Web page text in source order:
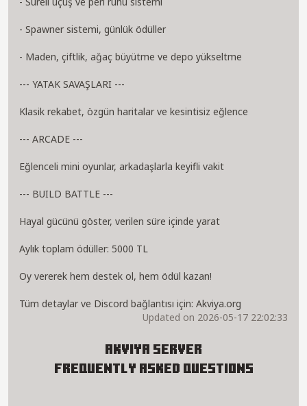
- Spawner sistemi, günlük ödüller
- Maden, çiftlik, ağaç büyütme ve depo yükseltme
--- YATAK SAVAŞLARI ---
Klasik rekabet, özgün haritalar ve kesintisiz eğlence
--- ARCADE ---
Eğlenceli mini oyunlar, arkadaşlarla keyifli vakit
--- BUILD BATTLE ---
Hayal gücünü göster, verilen süre içinde yarat
Aylık toplam ödüller: 5000 TL
Oy vererek hem destek ol, hem ödül kazan!
Tüm detaylar ve Discord bağlantısı için: Akviya.org
Updated on 2026-05-17 22:02:33
Akviya Server
Frequently Asked Questions